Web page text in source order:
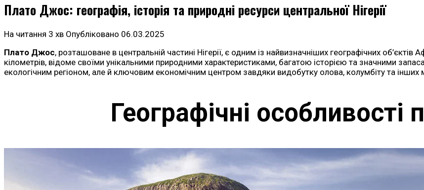
Плато Джос: географія, історія та природні ресурси центральної Нігерії
На читання 3 хв Опубліковано 06.03.2025
Плато Джос, розташоване в центральній частині Нігерії, є одним із найвизначніших географічних
кілометрів, відоме своїми унікальними природними характеристиками, багатою історією та значними
екологічним регіоном, але й ключовим економічним центром завдяки видобутку олова, колумбіту та інших
Географічні